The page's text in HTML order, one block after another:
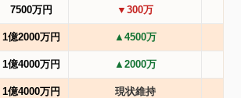
7500万円 ▼300万
1億2000万円 ▲4500万
1億4000万円 ▲2000万
1億4000万円 現状維持